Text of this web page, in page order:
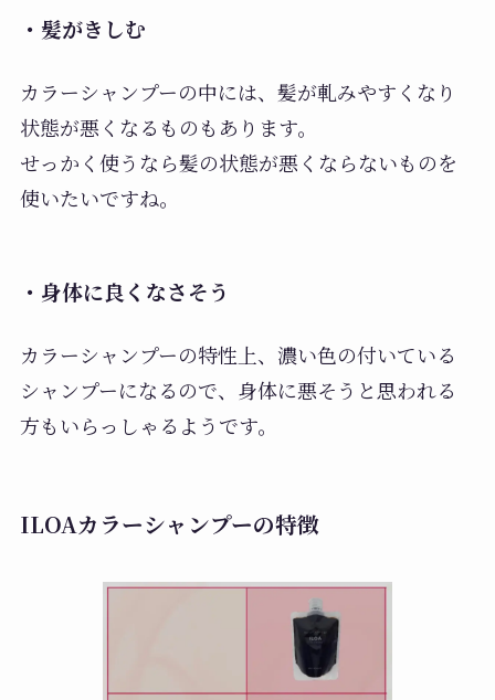
・髪がきしむ
カラーシャンプーの中には、髪が軋みやすくなり
状態が悪くなるものもあります。
せっかく使うなら髪の状態が悪くならないものを
使いたいですね。
・身体に良くなさそう
カラーシャンプーの特性上、濃い色の付いている
シャンプーになるので、身体に悪そうと思われる
方もいらっしゃるようです。
ILOAカラーシャンプーの特徴